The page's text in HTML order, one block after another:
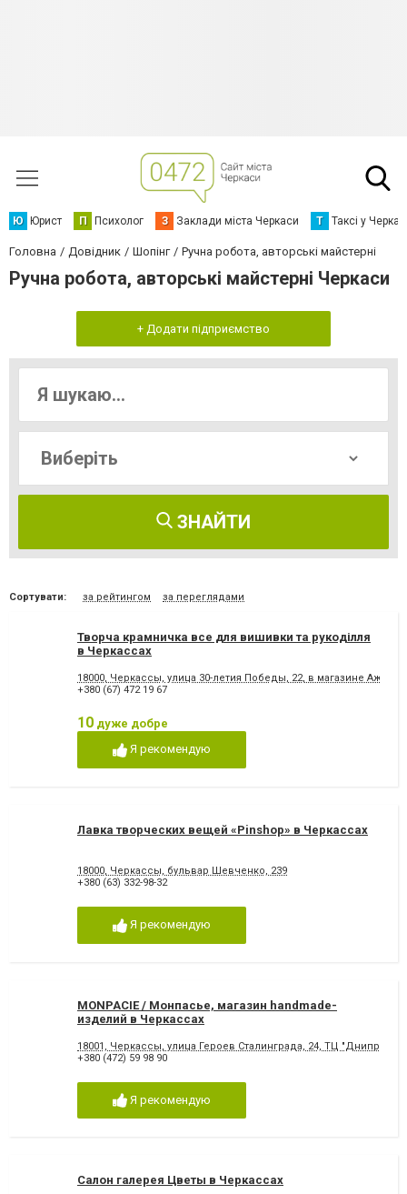
Ю Юрист П Психолог З Заклади міста Черкаси Т Таксі у
Головна Довідник Шопінг Ручна робота, авторські майстерні
Ручна робота, авторські майстерні Черкаси
+ Додати підприємство
ЗНАЙТИ
Сортувати: за рейтингом за переглядами
Творча крамничка все для вишивки та рукоділля
в Черкассах
18000, Черкассы, улица 30-летия Победы, 22, в магазине Ажур
+380 (67) 472 19 67
10 дуже добре
Я рекомендую
Лавка творческих вещей «Pinshop» в Черкассах
18000, Черкассы, бульвар Шевченко, 239
+380 (63) 332-98-32
Я рекомендую
МONPACІЕ / Монпасье, магазин handmade-
изделий в Черкассах
18001, Черкассы, улица Героев Сталинграда, 24, ТЦ "Днипро-
+380 (472) 59 98 90
Я рекомендую
Салон галерея Цветы в Черкассах